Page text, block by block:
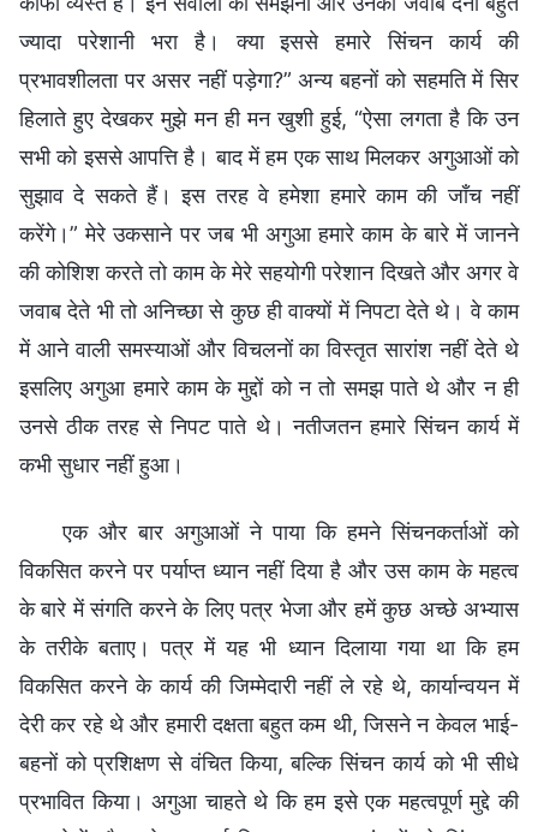
ज्यादा परेशानी भरा है। क्या इससे हमारे सिंचन कार्य की
प्रभावशीलता पर असर नहीं पड़ेगा?” अन्य बहनों को सहमति में सिर
हिलाते हुए देखकर मुझे मन ही मन खुशी हुई, “ऐसा लगता है कि उन
सभी को इससे आपत्ति है। बाद में हम एक साथ मिलकर अगुआओं को
सुझाव दे सकते हैं। इस तरह वे हमेशा हमारे काम की जाँच नहीं
करेंगे।” मेरे उकसाने पर जब भी अगुआ हमारे काम के बारे में जानने
की कोशिश करते तो काम के मेरे सहयोगी परेशान दिखते और अगर वे
जवाब देते भी तो अनिच्छा से कुछ ही वाक्यों में निपटा देते थे। वे काम
में आने वाली समस्याओं और विचलनों का विस्तृत सारांश नहीं देते थे
इसलिए अगुआ हमारे काम के मुद्दों को न तो समझ पाते थे और न ही
उनसे ठीक तरह से निपट पाते थे। नतीजतन हमारे सिंचन कार्य में
कभी सुधार नहीं हुआ।
एक और बार अगुआओं ने पाया कि हमने सिंचनकर्ताओं को
विकसित करने पर पर्याप्त ध्यान नहीं दिया है और उस काम के महत्व
के बारे में संगति करने के लिए पत्र भेजा और हमें कुछ अच्छे अभ्यास
के तरीके बताए। पत्र में यह भी ध्यान दिलाया गया था कि हम
विकसित करने के कार्य की जिम्मेदारी नहीं ले रहे थे, कार्यान्वयन में
देरी कर रहे थे और हमारी दक्षता बहुत कम थी, जिसने न केवल भाई-
बहनों को प्रशिक्षण से वंचित किया, बल्कि सिंचन कार्य को भी सीधे
प्रभावित किया। अगुआ चाहते थे कि हम इसे एक महत्वपूर्ण मुद्दे की